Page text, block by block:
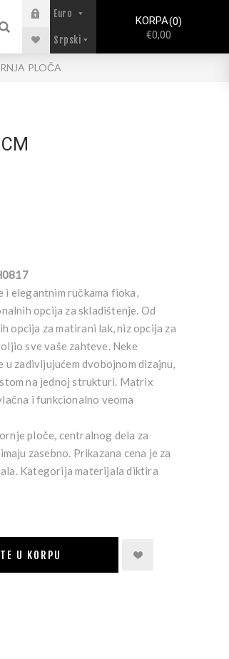
KORPA 0
€0,00
PLOČA
i elegantnim ručkama fioka,
opcija za skladištenje. Od
opcija za matirani lak, niz opcija za
sve vaše zahteve. Neke
zadivljujućem dvobojnom dizajnu,
na jednoj strukturi. Matrix
i funkcionalno veoma
ploče, centralnog dela za
zasebno. Prikazana cena je za
Kategorija materijala diktira
U KORPU